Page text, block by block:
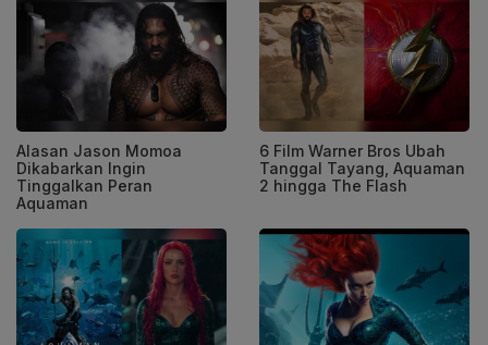
Alasan Jason Momoa
Dikabarkan Ingin
Tinggalkan Peran
Aquaman
6 Film Warner Bros Ubah
Tanggal Tayang, Aquaman
2 hingga The Flash